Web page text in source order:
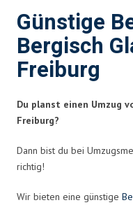
Günstige
Bergisch
Freiburg
Du planst einen Umzug
Freiburg?
Dann bist du bei
richtig!
Wir bieten eine günstige